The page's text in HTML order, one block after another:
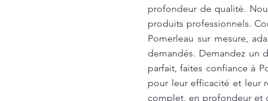
profondeur de qualité.
produits professionnels.
Pomerleau sur mesure,
demandés. Demandez un
parfait, faites confiance à
pour leur efficacité et leur
complet, en profondeur et